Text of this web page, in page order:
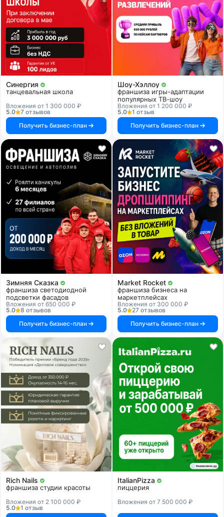
Синергия
танцевальная школа
Вложения от 1 300 000 ₽
5.0
7 отзывов
Получить бизнес-план
Шоу-Хэллоу
франшиза игры-адаптации
популярных ТВ-шоу
Вложения от 1 200 000 ₽
5.0
1 отзыв
Получить бизнес-план
Зимняя Сказка
франшиза светодиодной
подсветки фасадов
Вложения от 650 000 ₽
5.0
8 отзывов
Получить бизнес-план
Market Rocket
франшиза бизнеса на
маркетплейсах
Вложения от 300 000 ₽
5.0
27 отзывов
Получить бизнес-план
Rich Nails
франшиза студии красоты
Вложения от 2 100 000 ₽
5.0
1 отзыв
ItalianPizza
пиццерия
Вложения от 7 500 000 ₽